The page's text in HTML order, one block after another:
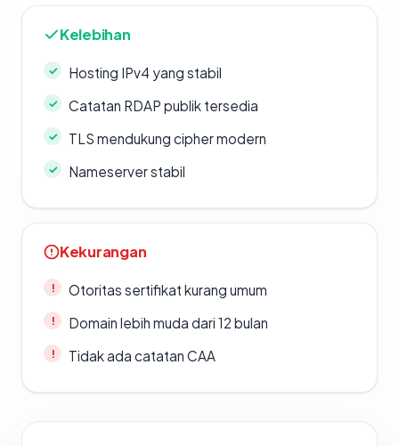
Kelebihan
Hosting IPv4 yang stabil
Catatan RDAP publik tersedia
TLS mendukung cipher modern
Nameserver stabil
Kekurangan
Otoritas sertifikat kurang umum
Domain lebih muda dari 12 bulan
Tidak ada catatan CAA